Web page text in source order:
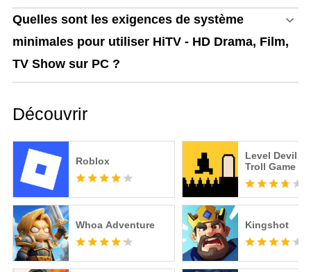
Quelles sont les exigences de système
minimales pour utiliser HiTV - HD Drama, Film,
TV Show sur PC ?
Découvrir
Roblox
Level Devil -
Troll Game
Whoa Adventure Kingshot